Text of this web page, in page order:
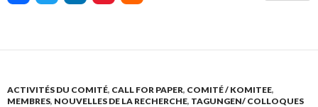
ACTIVITÉS DU COMITÉ, CALL FOR PAPER, COMITÉ / KOMITEE,
MEMBRES, NOUVELLES DE LA RECHERCHE, TAGUNGEN/ COLLOQUES